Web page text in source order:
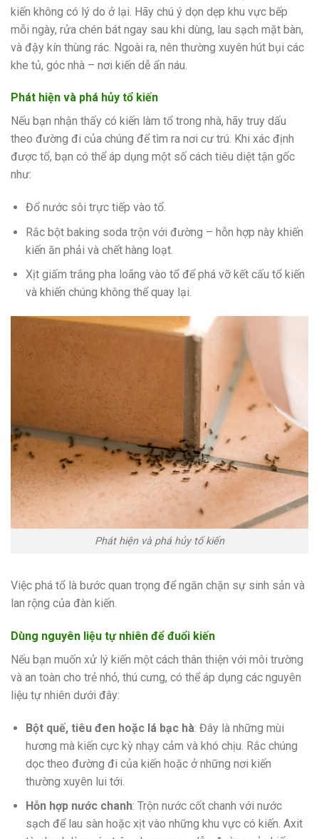
kiến không có lý do ở lại. Hãy chú ý dọn dẹp khu vực bếp
mỗi ngày, rửa chén bát ngay sau khi dùng, lau sạch mặt bàn,
và đậy kín thùng rác. Ngoài ra, nên thường xuyên hút bụi các
khe tủ, góc nhà – nơi kiến dễ ẩn náu.
Phát hiện và phá hủy tổ kiến
Nếu bạn nhận thấy có kiến làm tổ trong nhà, hãy truy dấu
theo đường đi của chúng để tìm ra nơi cư trú. Khi xác định
được tổ, bạn có thể áp dụng một số cách tiêu diệt tận gốc
như:
Đổ nước sôi trực tiếp vào tổ.
Rắc bột baking soda trộn với đường – hỗn hợp này khiến
kiến ăn phải và chết hàng loạt.
Xịt giấm trắng pha loãng vào tổ để phá vỡ kết cấu tổ kiến
và khiến chúng không thể quay lại.
Phát hiện và phá hủy tổ kiến
Việc phá tổ là bước quan trọng để ngăn chặn sự sinh sản và
lan rộng của đàn kiến.
Dùng nguyên liệu tự nhiên để đuổi kiến
Nếu bạn muốn xử lý kiến một cách thân thiện với môi trường
và an toàn cho trẻ nhỏ, thú cưng, có thể áp dụng các nguyên
liệu tự nhiên dưới đây:
Bột quế, tiêu đen hoặc lá bạc hà: Đây là những mùi
hương mà kiến cực kỳ nhạy cảm và khó chịu. Rắc chúng
dọc theo đường đi của kiến hoặc ở những nơi kiến
thường xuyên lui tới.
Hỗn hợp nước chanh: Trộn nước cốt chanh với nước
sạch để lau sàn hoặc xịt vào những khu vực có kiến. Axit